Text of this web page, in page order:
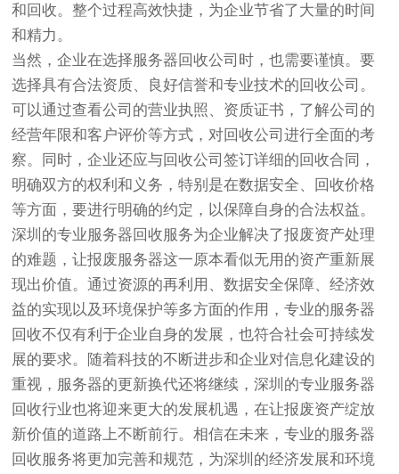
和回收。整个过程高效快捷，为企业节省了大量的时间
和精力。
当然，企业在选择服务器回收公司时，也需要谨慎。要
选择具有合法资质、良好信誉和专业技术的回收公司。
可以通过查看公司的营业执照、资质证书，了解公司的
经营年限和客户评价等方式，对回收公司进行全面的考
察。同时，企业还应与回收公司签订详细的回收合同，
明确双方的权利和义务，特别是在数据安全、回收价格
等方面，要进行明确的约定，以保障自身的合法权益。
深圳的专业服务器回收服务为企业解决了报废资产处理
的难题，让报废服务器这一原本看似无用的资产重新展
现出价值。通过资源的再利用、数据安全保障、经济效
益的实现以及环境保护等多方面的作用，专业的服务器
回收不仅有利于企业自身的发展，也符合社会可持续发
展的要求。随着科技的不断进步和企业对信息化建设的
重视，服务器的更新换代还将继续，深圳的专业服务器
回收行业也将迎来更大的发展机遇，在让报废资产绽放
新价值的道路上不断前行。相信在未来，专业的服务器
回收服务将更加完善和规范，为深圳的经济发展和环境